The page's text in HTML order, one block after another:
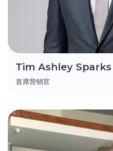
Tim Ashley Sparks
首席营销官